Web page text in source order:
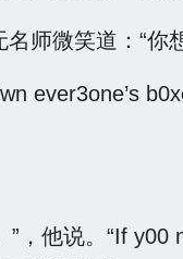
师微笑道：“你
ever3one’s
，他说。“If